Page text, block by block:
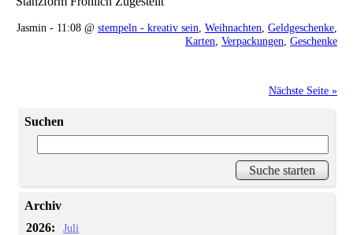
Jasmin - 11:08 @ stempeln - kreativ sein Weihnachten Geldgeschenke
Karten Verpackungen Geschenke
Nächste Seite »
Suchen
Archiv
2026:
Juli